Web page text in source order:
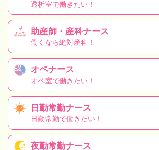
透析室で働きたい！
助産師・産科ナース
働くなら絶対産科！
オペナース
オペ室で働きたい！
日勤常勤ナース
日勤常勤で働きたい！
夜勤常勤ナース